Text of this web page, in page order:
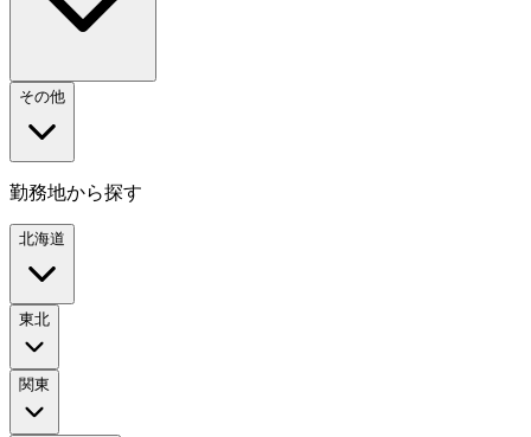
その他
勤務地から探す
北海道
東北
関東